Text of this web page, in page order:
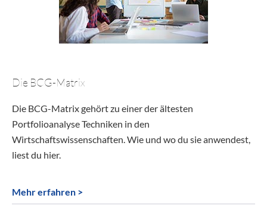
Die BCG-Matrix
Die BCG-Matrix gehört zu einer der ältesten
Portfolioanalyse Techniken in den
Wirtschaftswissenschaften. Wie und wo du sie anwendest,
liest du hier.
Mehr erfahren >